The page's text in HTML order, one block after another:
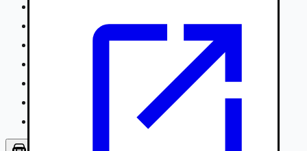
Špeciály/nosiče kontajnerov
Návesy/prívesy nadstavby
Lode/člny, lietadlá/vznášadlá
Príslušenstvo, Oblečenie